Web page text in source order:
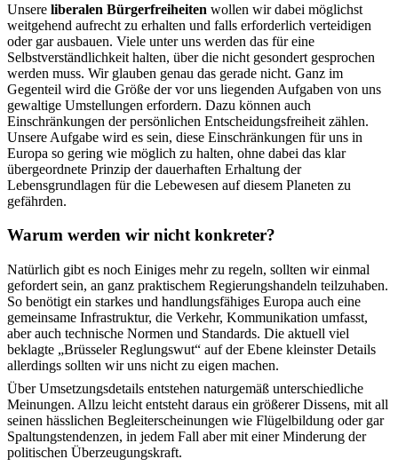
Unsere liberalen Bürgerfreiheiten wollen wir dabei möglichst
weitgehend aufrecht zu erhalten und falls erforderlich verteidigen
oder gar ausbauen. Viele unter uns werden das für eine
Selbstverständlichkeit halten, über die nicht gesondert gesprochen
werden muss. Wir glauben genau das gerade nicht. Ganz im
Gegenteil wird die Größe der vor uns liegenden Aufgaben von uns
gewaltige Umstellungen erfordern. Dazu können auch
Einschränkungen der persönlichen Entscheidungsfreiheit zählen.
Unsere Aufgabe wird es sein, diese Einschränkungen für uns in
Europa so gering wie möglich zu halten, ohne dabei das klar
übergeordnete Prinzip der dauerhaften Erhaltung der
Lebensgrundlagen für die Lebewesen auf diesem Planeten zu
gefährden.
Warum werden wir nicht konkreter?
Natürlich gibt es noch Einiges mehr zu regeln, sollten wir einmal
gefordert sein, an ganz praktischem Regierungshandeln teilzuhaben.
So benötigt ein starkes und handlungsfähiges Europa auch eine
gemeinsame Infrastruktur, die Verkehr, Kommunikation umfasst,
aber auch technische Normen und Standards. Die aktuell viel
beklagte „Brüsseler Reglungswut“ auf der Ebene kleinster Details
allerdings sollten wir uns nicht zu eigen machen.
Über Umsetzungsdetails entstehen naturgemäß unterschiedliche
Meinungen. Allzu leicht entsteht daraus ein größerer Dissens, mit all
seinen hässlichen Begleiterscheinungen wie Flügelbildung oder gar
Spaltungstendenzen, in jedem Fall aber mit einer Minderung der
politischen Überzeugungskraft.